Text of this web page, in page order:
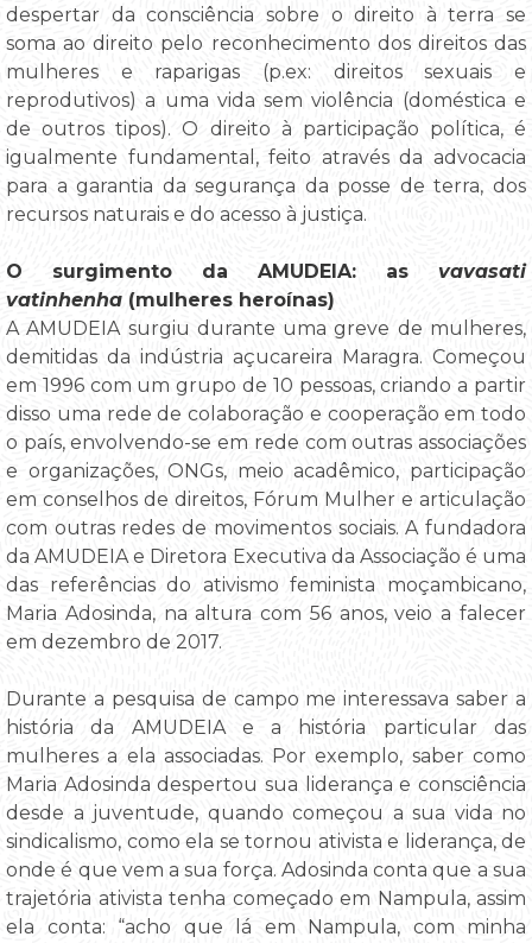
despertar da consciência sobre o direito à terra se
soma ao direito pelo reconhecimento dos direitos das
mulheres e raparigas (p.ex: direitos sexuais e
reprodutivos) a uma vida sem violência (doméstica e
de outros tipos). O direito à participação política, é
igualmente fundamental, feito através da advocacia
para a garantia da segurança da posse de terra, dos
recursos naturais e do acesso à justiça.
O surgimento da AMUDEIA: as vavasati
vatinhenha (mulheres heroínas)
A AMUDEIA surgiu durante uma greve de mulheres,
demitidas da indústria açucareira Maragra. Começou
em 1996 com um grupo de 10 pessoas, criando a partir
disso uma rede de colaboração e cooperação em todo
o país, envolvendo-se em rede com outras associações
e organizações, ONGs, meio acadêmico, participação
em conselhos de direitos, Fórum Mulher e articulação
com outras redes de movimentos sociais. A fundadora
da AMUDEIA e Diretora Executiva da Associação é uma
das referências do ativismo feminista moçambicano,
Maria Adosinda, na altura com 56 anos, veio a falecer
em dezembro de 2017.
Durante a pesquisa de campo me interessava saber a
história da AMUDEIA e a história particular das
mulheres a ela associadas. Por exemplo, saber como
Maria Adosinda despertou sua liderança e consciência
desde a juventude, quando começou a sua vida no
sindicalismo, como ela se tornou ativista e liderança, de
onde é que vem a sua força. Adosinda conta que a sua
trajetória ativista tenha começado em Nampula, assim
ela conta: “acho que lá em Nampula, com minha